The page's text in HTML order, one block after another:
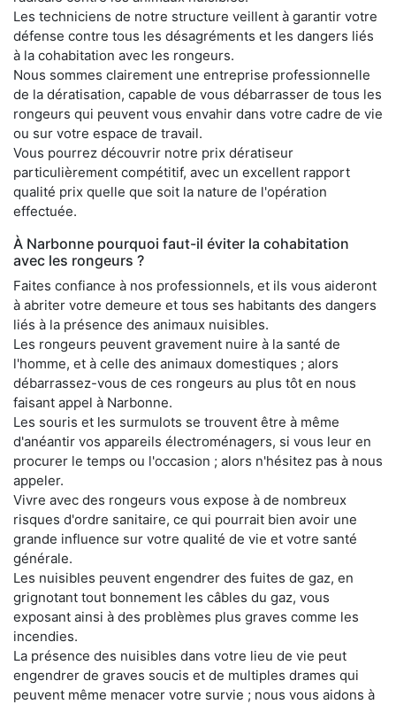
Les techniciens de notre structure veillent à garantir votre
défense contre tous les désagréments et les dangers liés
à la cohabitation avec les rongeurs.
Nous sommes clairement une entreprise professionnelle
de la dératisation, capable de vous débarrasser de tous les
rongeurs qui peuvent vous envahir dans votre cadre de vie
ou sur votre espace de travail.
Vous pourrez découvrir notre prix dératiseur
particulièrement compétitif, avec un excellent rapport
qualité prix quelle que soit la nature de l'opération
effectuée.
À Narbonne pourquoi faut-il éviter la cohabitation
avec les rongeurs ?
Faites confiance à nos professionnels, et ils vous aideront
à abriter votre demeure et tous ses habitants des dangers
liés à la présence des animaux nuisibles.
Les rongeurs peuvent gravement nuire à la santé de
l'homme, et à celle des animaux domestiques ; alors
débarrassez-vous de ces rongeurs au plus tôt en nous
faisant appel à Narbonne.
Les souris et les surmulots se trouvent être à même
d'anéantir vos appareils électroménagers, si vous leur en
procurer le temps ou l'occasion ; alors n'hésitez pas à nous
appeler.
Vivre avec des rongeurs vous expose à de nombreux
risques d'ordre sanitaire, ce qui pourrait bien avoir une
grande influence sur votre qualité de vie et votre santé
générale.
Les nuisibles peuvent engendrer des fuites de gaz, en
grignotant tout bonnement les câbles du gaz, vous
exposant ainsi à des problèmes plus graves comme les
incendies.
La présence des nuisibles dans votre lieu de vie peut
engendrer de graves soucis et de multiples drames qui
peuvent même menacer votre survie ; nous vous aidons à